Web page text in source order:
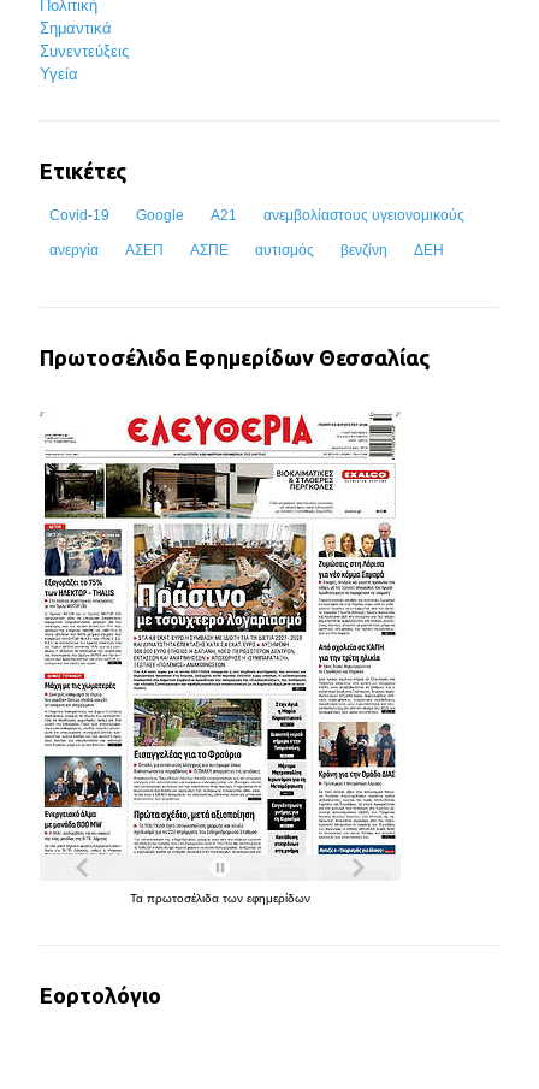
Πολιτική
Σημαντικά
Συνεντεύξεις
Υγεία
Ετικέτες
Covid-19 Google Α21 ανεμβολίαστους υγειονομικούς
ανεργία ΑΣΕΠ ΑΣΠΕ αυτισμός βενζίνη ΔΕΗ
Πρωτοσέλιδα Εφημερίδων Θεσσαλίας
Τα πρωτοσέλιδα των εφημερίδων
Εορτολόγιο